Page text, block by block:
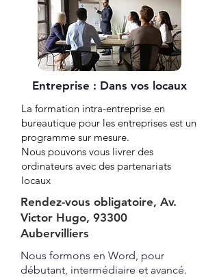
Entreprise : Dans vos locaux
La formation intra-entreprise en
bureautique pour les entreprises est un
programme sur mesure.
Nous pouvons vous livrer des
ordinateurs avec des partenariats
locaux
Rendez-vous obligatoire, Av.
Victor Hugo, 93300
Aubervilliers
Nous formons en Word, pour
débutant, intermédiaire et avancé.